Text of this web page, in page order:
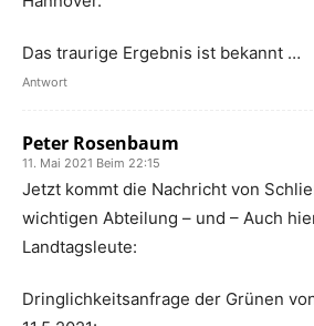
Das traurige Ergebnis ist bekannt …
Antwort
Peter Rosenbaum
11. Mai 2021 Beim 22:15
Jetzt kommt die Nachricht von
wichtigen Abteilung – und – Auch
Landtagsleute:
Dringlichkeitsanfrage der Grünen